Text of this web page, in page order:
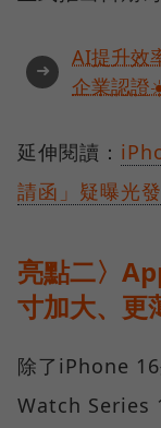
➜
AI提升效
企業認證
延伸閱讀：
請函」疑曝光
亮點二〉
寸加大、更
除了iPhone
Watch Series